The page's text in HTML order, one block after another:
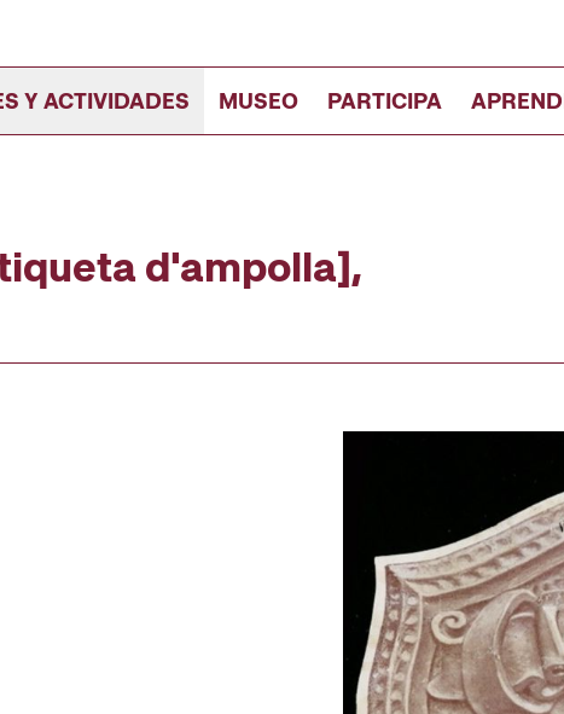
Y ACTIVIDADES MUSEO PARTICIPA
d'ampolla],